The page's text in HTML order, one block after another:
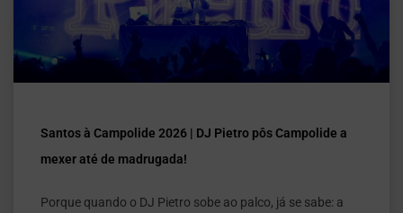
Santos à Campolide 2026 | DJ Pietro pôs Campolide a
mexer até de madrugada!
Porque quando o DJ Pietro sobe ao palco, já se sabe: a